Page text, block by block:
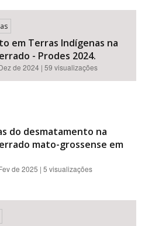
em Terras Indígenas na
- Prodes 2024.
de 2024 | 59 visualizações
do desmatamento na
mato-grossense em
de 2025 | 5 visualizações